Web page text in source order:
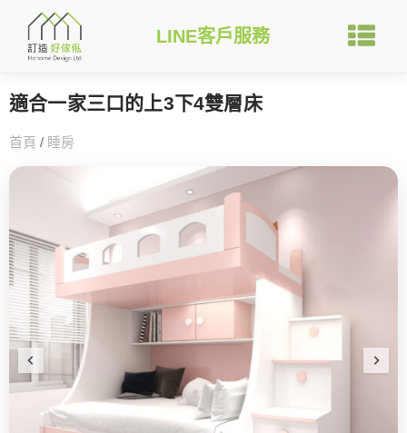
LINE客戶服務
適合一家三口的上3下4雙層床
首頁 / 睡房